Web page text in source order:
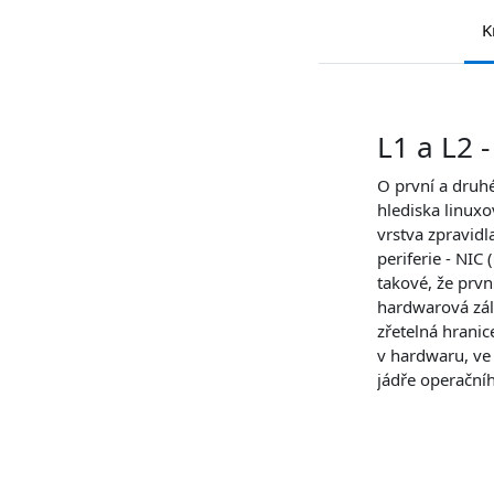
L1 a L2
O první a
hlediska
vrstva
periferie - NIC
takové, že
hardwarová
zřetelná
v hardwaru,
jádře